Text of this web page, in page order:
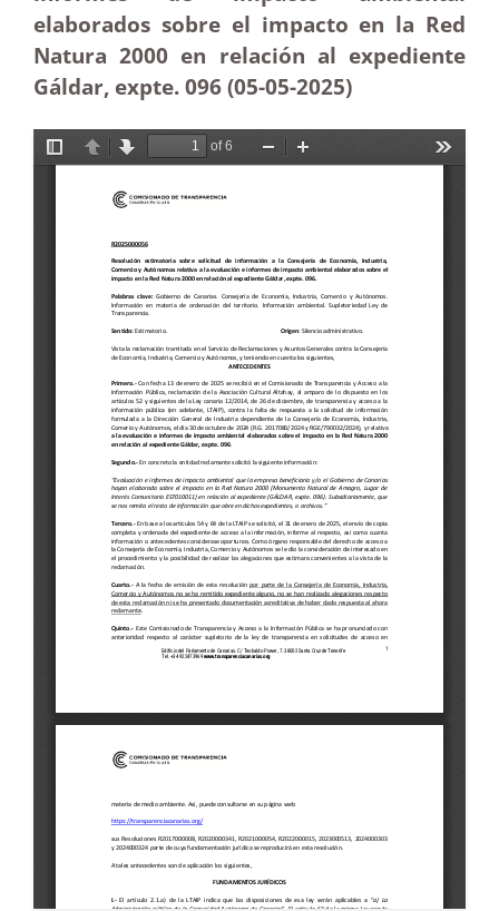
elaborados sobre el impacto en la Red
Natura 2000 en relación al expediente
Gáldar, expte. 096 (05-05-2025)